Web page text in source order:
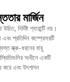
মার্জিন
নির্দিষ্ট গ্যারান্টি নয়।
প্রতিদিন কম্প্রেসরটি
স্ক্রু-ধরনের বায়ু
অধীনে একটি
করে এবং উৎপাদন